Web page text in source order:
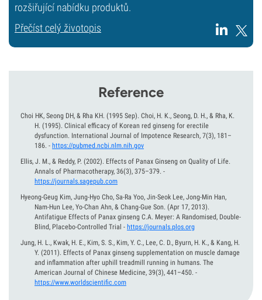
rozšiřující nabídku produktů.
Přečíst celý životopis
Reference
Choi HK, Seong DH, & Rha KH. (1995 Sep). Choi, H. K., Seong, D. H., & Rha, K.
H. (1995). Clinical efficacy of Korean red ginseng for erectile
dysfunction. International Journal of Impotence Research, 7(3), 181–
186. - https://pubmed.ncbi.nlm.nih.gov
Ellis, J. M., & Reddy, P. (2002). Effects of Panax Ginseng on Quality of Life.
Annals of Pharmacotherapy, 36(3), 375–379. -
https://journals.sagepub.com
Hyeong-Geug Kim, Jung-Hyo Cho, Sa-Ra Yoo, Jin-Seok Lee, Jong-Min Han,
Nam-Hun Lee, Yo-Chan Ahn, & Chang-Gue Son. (Apr 17, 2013).
Antifatigue Effects of Panax ginseng C.A. Meyer: A Randomised, Double-
Blind, Placebo-Controlled Trial - https://journals.plos.org
Jung, H. L., Kwak, H. E., Kim, S. S., Kim, Y. C., Lee, C. D., Byurn, H. K., & Kang, H.
Y. (2011). Effects of Panax ginseng supplementation on muscle damage
and inflammation after uphill treadmill running in humans. The
American Journal of Chinese Medicine, 39(3), 441–450. -
https://www.worldscientific.com